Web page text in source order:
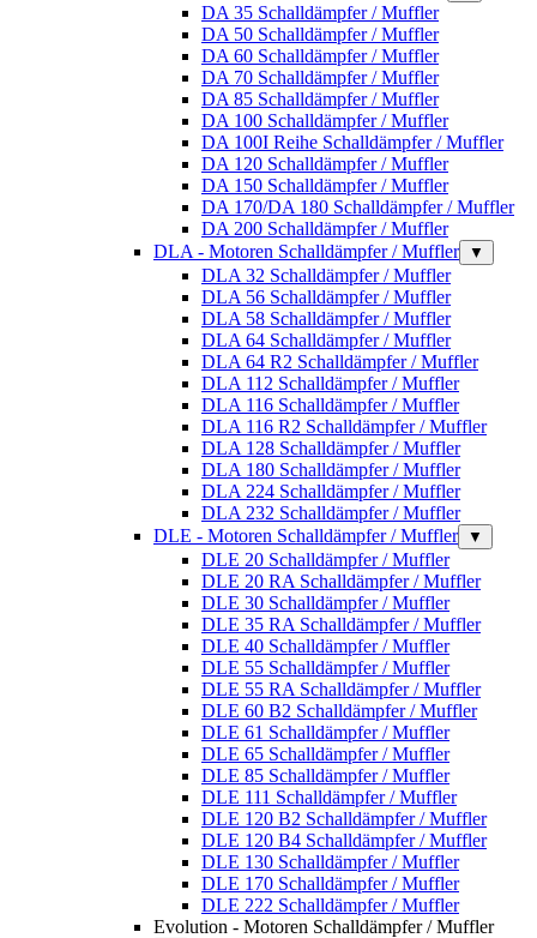
DA 35 Schalldämpfer / Muffler
DA 50 Schalldämpfer / Muffler
DA 60 Schalldämpfer / Muffler
DA 70 Schalldämpfer / Muffler
DA 85 Schalldämpfer / Muffler
DA 100 Schalldämpfer / Muffler
DA 100I Reihe Schalldämpfer / Muffler
DA 120 Schalldämpfer / Muffler
DA 150 Schalldämpfer / Muffler
DA 170/DA 180 Schalldämpfer / Muffler
DA 200 Schalldämpfer / Muffler
DLA - Motoren Schalldämpfer / Muffler
▼
DLA 32 Schalldämpfer / Muffler
DLA 56 Schalldämpfer / Muffler
DLA 58 Schalldämpfer / Muffler
DLA 64 Schalldämpfer / Muffler
DLA 64 R2 Schalldämpfer / Muffler
DLA 112 Schalldämpfer / Muffler
DLA 116 Schalldämpfer / Muffler
DLA 116 R2 Schalldämpfer / Muffler
DLA 128 Schalldämpfer / Muffler
DLA 180 Schalldämpfer / Muffler
DLA 224 Schalldämpfer / Muffler
DLA 232 Schalldämpfer / Muffler
DLE - Motoren Schalldämpfer / Muffler
▼
DLE 20 Schalldämpfer / Muffler
DLE 20 RA Schalldämpfer / Muffler
DLE 30 Schalldämpfer / Muffler
DLE 35 RA Schalldämpfer / Muffler
DLE 40 Schalldämpfer / Muffler
DLE 55 Schalldämpfer / Muffler
DLE 55 RA Schalldämpfer / Muffler
DLE 60 B2 Schalldämpfer / Muffler
DLE 61 Schalldämpfer / Muffler
DLE 65 Schalldämpfer / Muffler
DLE 85 Schalldämpfer / Muffler
DLE 111 Schalldämpfer / Muffler
DLE 120 B2 Schalldämpfer / Muffler
DLE 120 B4 Schalldämpfer / Muffler
DLE 130 Schalldämpfer / Muffler
DLE 170 Schalldämpfer / Muffler
DLE 222 Schalldämpfer / Muffler
Evolution - Motoren Schalldämpfer / Muffler